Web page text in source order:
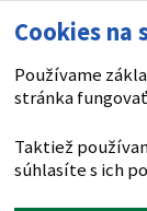
Cookies na
Používame
stránka
Taktiež
súhlasíte s ich